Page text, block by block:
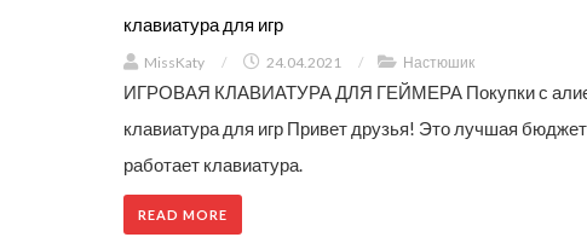
клавиатура для игр
MissKaty / 24.04.2021 / Настюшик
ИГРОВАЯ КЛАВИАТУРА ДЛЯ ГЕЙМЕРА Покупки с
клавиатура для игр Привет друзья! Это лучшая
работает клавиатура.
READ MORE